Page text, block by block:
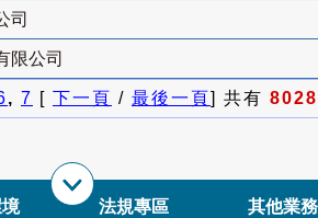
司
限公司
, 7 [ 下一頁 / 最後一頁] 共有 8028
法規專區 其他業務